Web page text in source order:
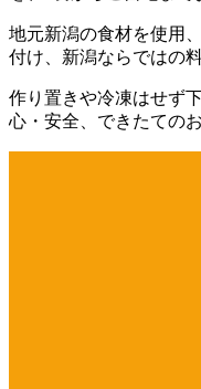
地元新潟の食材を使用
付け、新潟ならではの
作り置きや冷凍はせず
心・安全、できたての